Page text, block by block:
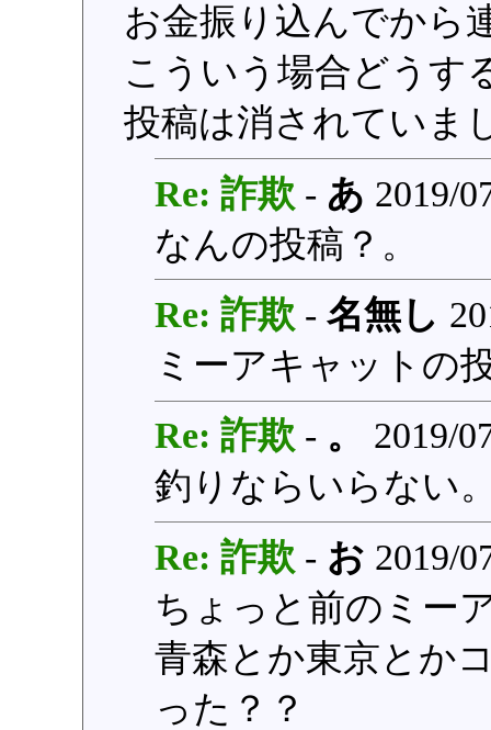
お金振り込んでから
こういう場合どうす
投稿は消されていま
Re: 詐欺 - あ 2019/
なんの投稿？。
Re: 詐欺 - 名無し
ミーアキャットの
Re: 詐欺 - 。
2019/
釣りならいらない
Re: 詐欺 - お 2019/
ちょっと前のミー
青森とか東京とか
った？？